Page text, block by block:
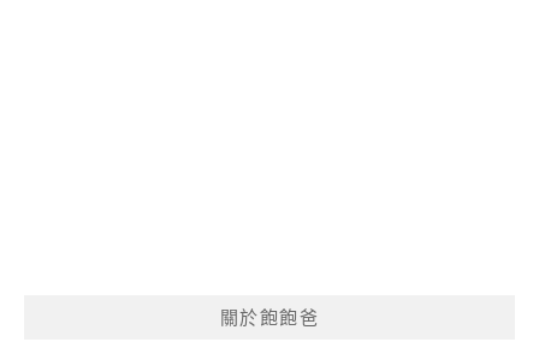
關於飽飽爸